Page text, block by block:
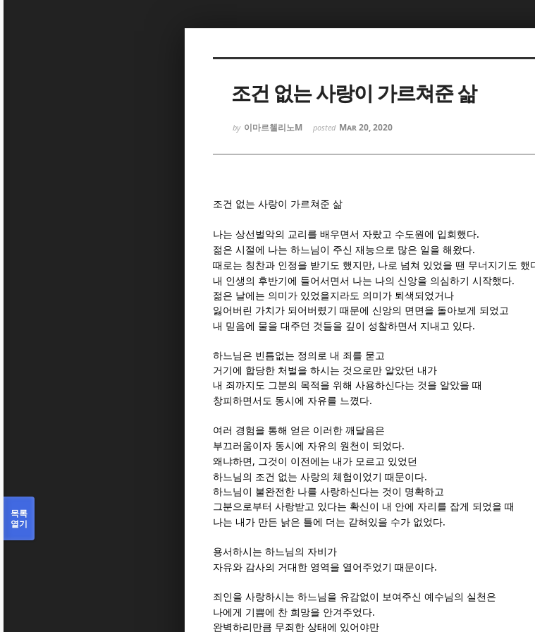
조건 없는 사랑이 가르쳐준 삶
by 이마르첼리노M posted Mar 20, 2020
조건 없는 사랑이 가르쳐준 삶
나는 상선벌악의 교리를 배우면서 자랐고 수도원에 입회했다.
젊은 시절에 나는 하느님이 주신 재능으로 많은 일을 해왔다.
때로는 칭찬과 인정을 받기도 했지만, 나로 넘쳐 있었을 땐 무너지기도 했
내 인생의 후반기에 들어서면서 나는 나의 신앙을 의심하기 시작했다.
젊은 날에는 의미가 있었을지라도 의미가 퇴색되었거나
잃어버린 가치가 되어버렸기 때문에 신앙의 면면을 돌아보게 되었고
내 믿음에 물을 대주던 것들을 깊이 성찰하면서 지내고 있다.
하느님은 빈틈없는 정의로 내 죄를 묻고
거기에 합당한 처벌을 하시는 것으로만 알았던 내가
내 죄까지도 그분의 목적을 위해 사용하신다는 것을 알았을 때
창피하면서도 동시에 자유를 느꼈다.
여러 경험을 통해 얻은 이러한 깨달음은
부끄러움이자 동시에 자유의 원천이 되었다.
왜냐하면 , 그것이 이전에는 내가 모르고 있었던
하느님의 조건 없는 사랑의 체험이었기 때문이다.
하느님이 불완전한 나를 사랑하신다는 것이 명확하고
그분으로부터 사랑받고 있다는 확신이 내 안에 자리를 잡게 되었을 때
나는 내가 만든 낡은 틀에 더는 갇혀있을 수가 없었다.
용서하시는 하느님의 자비가
자유와 감사의 거대한 영역을 열어주었기 때문이다.
죄인을 사랑하시는 하느님을 유감없이 보여주신 예수님의 실천은
나에게 기쁨에 찬 희망을 안겨주었다.
완벽하리만큼 무죄한 상태에 있어야만
목록
열기
Sketchbook5, 스케치북5
Sketchbook5, 스케치북5